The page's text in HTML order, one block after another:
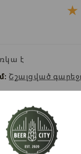
★
է
Շշալցված